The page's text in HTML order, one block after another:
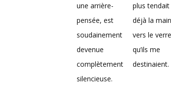
une arrière-
pensée, est
soudainement
devenue
complètement
silencieuse.
plus tendait
déjà la main
vers le verre
qu’ils me
destinaient.